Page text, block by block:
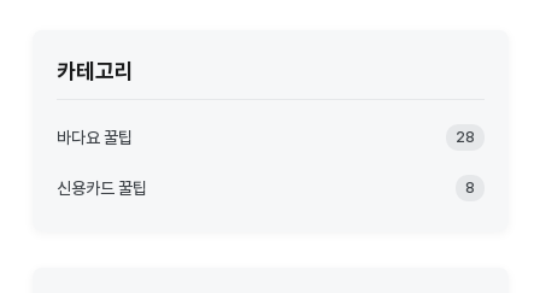
카테고리
바다요 꿀팁 28
신용카드 꿀팁 8